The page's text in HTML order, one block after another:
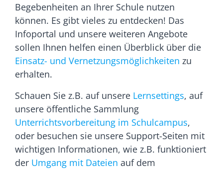
Begebenheiten an Ihrer Schule nutzen
können. Es gibt vieles zu entdecken! Das
Infoportal und unsere weiteren Angebote
sollen Ihnen helfen einen Überblick über die
Einsatz- und Vernetzungsmöglichkeiten zu
erhalten.
Schauen Sie z.B. auf unsere Lernsettings, auf
unsere öffentliche Sammlung
Unterrichtsvorbereitung im Schulcampus,
oder besuchen sie unsere Support-Seiten mit
wichtigen Informationen, wie z.B. funktioniert
der Umgang mit Dateien auf dem